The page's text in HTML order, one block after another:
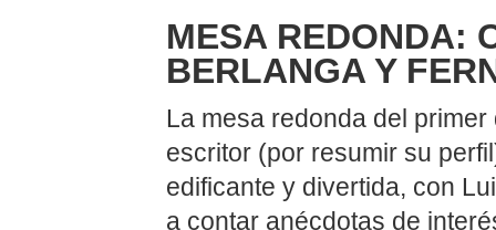
MESA REDONDA:
BERLANGA Y
La mesa redonda del
escritor (por resumir su
edificante y divertida, con
a contar anécdotas de